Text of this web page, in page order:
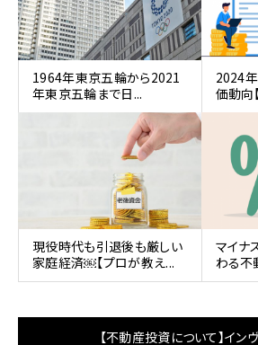
1964年東京五輪から2021
年東京五輪まで日...
2024
価動向
現役時代も引退後も厳しい
家庭経済￼【プロが教え...
マイナ
わる不
【不動産投資について】イン